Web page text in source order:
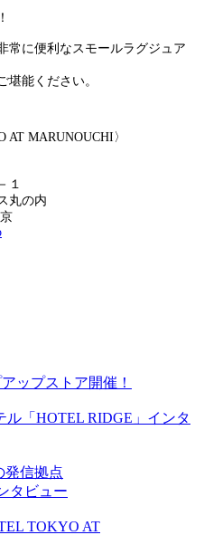
常に便利なスモールラグジュア
堪能ください。
AT MARUNOUCHI〉
１
丸の内
ップストア開催！
「HOTEL RIDGE」インタ
発信拠点
タビュー
TOKYO AT